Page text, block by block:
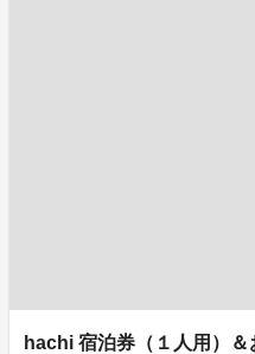
hachi 宿泊券（１人用）＆